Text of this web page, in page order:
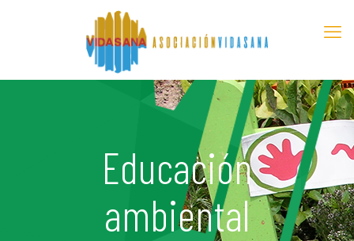
Educación
ambiental